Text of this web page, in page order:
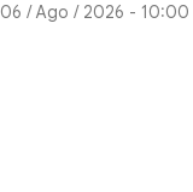
06 / Ago / 2026 - 10:00